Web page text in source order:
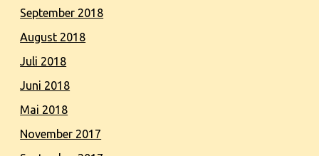
September 2018
August 2018
Juli 2018
Juni 2018
Mai 2018
November 2017